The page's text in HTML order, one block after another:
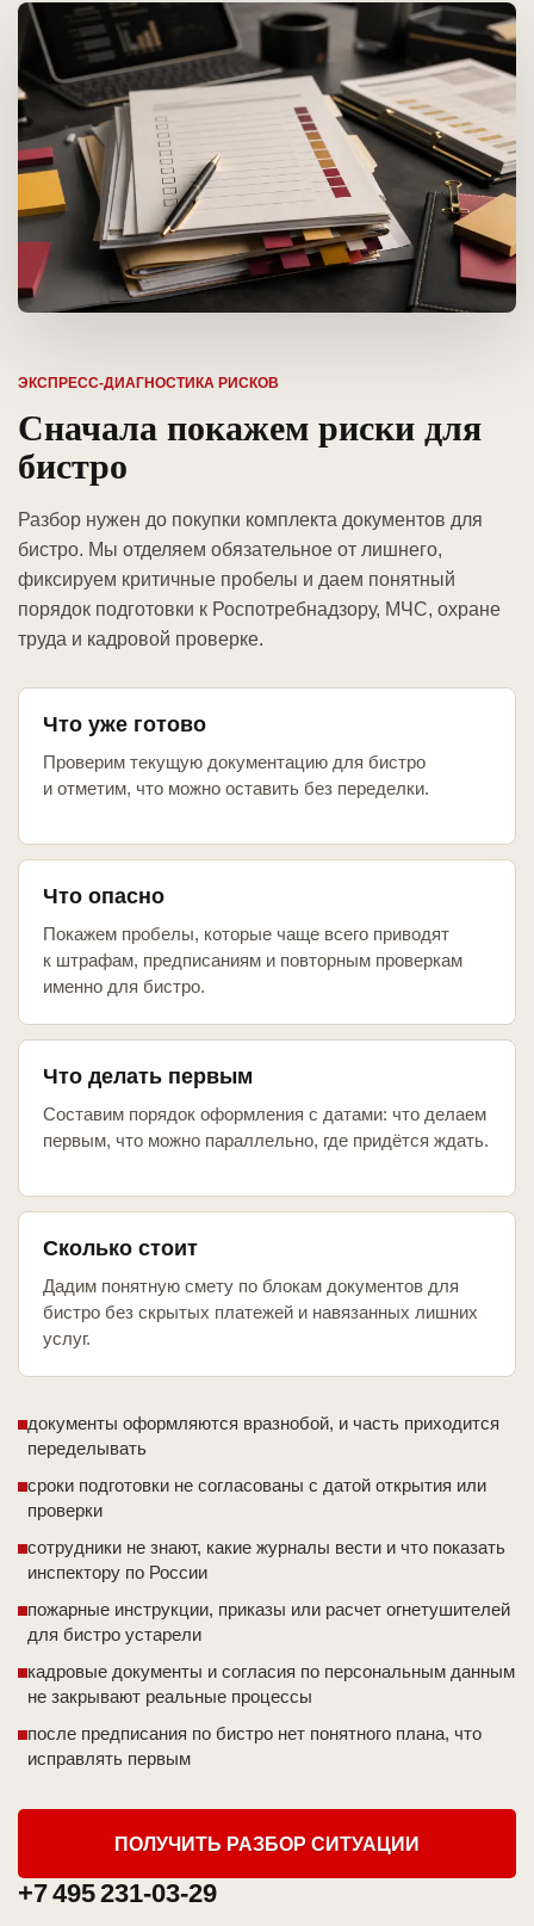
ЭКСПРЕСС-ДИАГНОСТИКА РИСКОВ
Сначала покажем риски для
бистро
Разбор нужен до покупки комплекта документов для
бистро. Мы отделяем обязательное от лишнего,
фиксируем критичные пробелы и даем понятный
порядок подготовки к Роспотребнадзору, МЧС, охране
труда и кадровой проверке.
Что уже готово
Проверим текущую документацию для бистро
и отметим, что можно оставить без переделки.
Что опасно
Покажем пробелы, которые чаще всего приводят
к штрафам, предписаниям и повторным проверкам
именно для бистро.
Что делать первым
Составим порядок оформления с датами: что делаем
первым, что можно параллельно, где придётся ждать.
Сколько стоит
Дадим понятную смету по блокам документов для
бистро без скрытых платежей и навязанных лишних
услуг.
документы оформляются вразнобой, и часть приходится
переделывать
сроки подготовки не согласованы с датой открытия или
проверки
сотрудники не знают, какие журналы вести и что показать
инспектору по России
пожарные инструкции, приказы или расчет огнетушителей
для бистро устарели
кадровые документы и согласия по персональным данным
не закрывают реальные процессы
после предписания по бистро нет понятного плана, что
исправлять первым
ПОЛУЧИТЬ РАЗБОР СИТУАЦИИ
+7 495 231-03-29